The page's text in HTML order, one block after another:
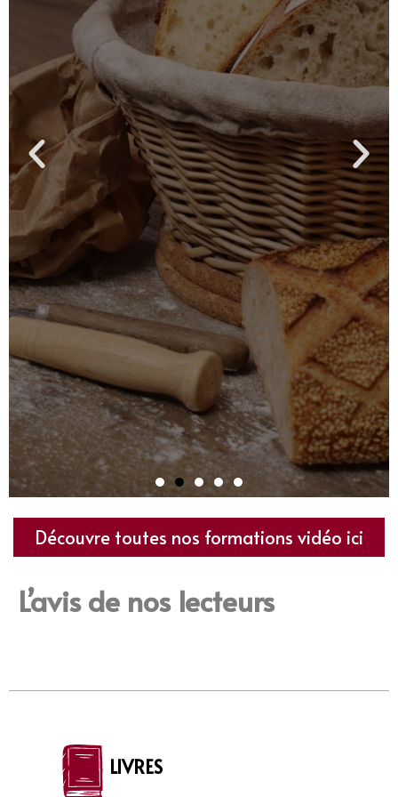
Cliquer ici pour lire la description
Les secrets du
levain naturel
rapidement.
Découvre toutes nos formations vidéo ici
L’avis de nos lecteurs
LIVRES